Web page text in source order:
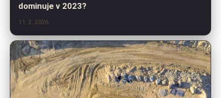
dominuje v 2023?
11. 2. 2026